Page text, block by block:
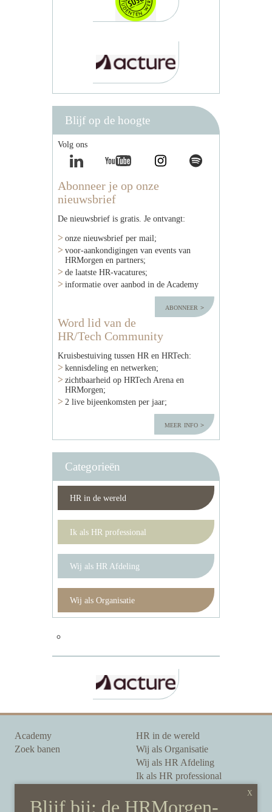
Blijf op de hoogte
Volg ons
Abonneer je op onze
nieuwsbrief
De nieuwsbrief is gratis. Je ontvangt:
onze nieuwsbrief per mail;
voor-aankondigingen van events van
HRMorgen en partners;
de laatste HR-vacatures;
informatie over aanbod in de Academy
abonneer
Word lid van de
HR/Tech Community
Kruisbestuiving tussen HR en HRTech:
kennisdeling en netwerken;
zichtbaarheid op HRTech Arena en
HRMorgen;
2 live bijeenkomsten per jaar;
meer info
Categorieën
HR in de wereld
Ik als HR professional
Wij als HR Afdeling
Wij als Organisatie
Academy
Zoek banen
HR in de wereld
Wij als Organisatie
Wij als HR Afdeling
Ik als HR professional
Onze auteurs
Onze partners